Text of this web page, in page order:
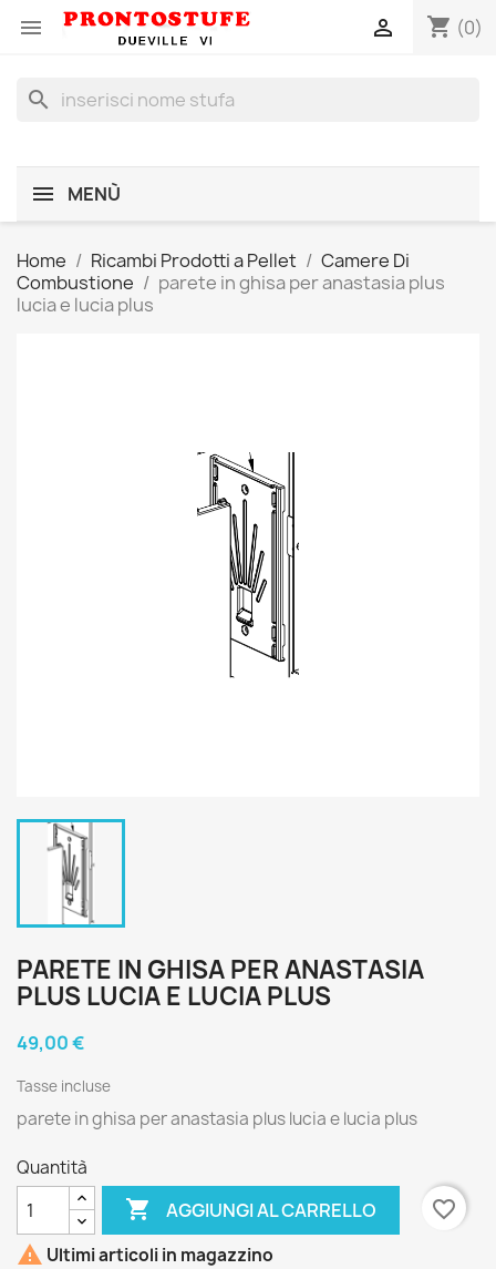
 shopping_cart (0)

search
MENÙ
Home Ricambi Prodotti a Pellet
Camere Di
Combustione
parete in ghisa per anastasia plus
lucia e lucia plus
PARETE IN GHISA PER ANASTASIA
PLUS LUCIA E LUCIA PLUS
49,00 €
Tasse incluse
parete in ghisa per anastasia plus lucia e lucia plus
Quantità
 AGGIUNGI AL CARRELLO
favorite_border
 Ultimi articoli in magazzino